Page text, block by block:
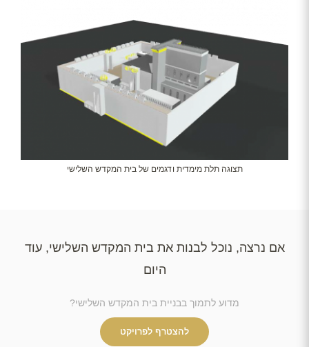
תצוגה תלת מימדית ודגמים של בית המקדש השלישי
אם נרצה, נוכל לבנות את בית המקדש השלישי, עוד
היום
מדוע לתמוך בבניית בית המקדש השלישי?
להצטרף לפרויקט